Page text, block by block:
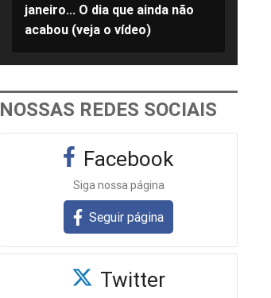
janeiro... O dia que ainda não
acabou (veja o vídeo)
NOSSAS REDES SOCIAIS
Facebook
Siga nossa página
Seguir página
Twitter